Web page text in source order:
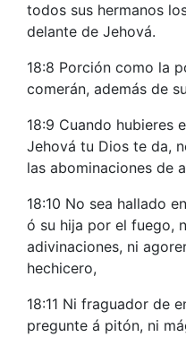
todos sus hermanos
delante de Jehová.
18:8 Porción como la
comerán, además de
18:9 Cuando hubieres
Jehová tu Dios te da,
las abominaciones de
18:10 No sea hallado
ó su hija por el fuego,
adivinaciones, ni
hechicero,
18:11 Ni fraguador de
pregunte á pitón, ni